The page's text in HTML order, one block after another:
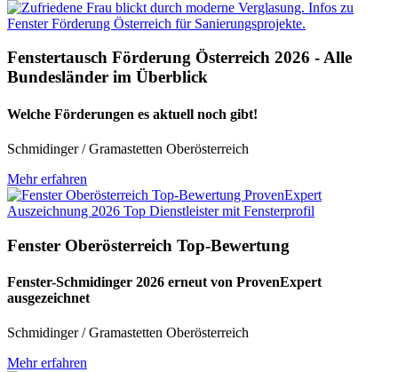
Fenstertausch Förderung Österreich 2026 - Alle
Bundesländer im Überblick
Welche Förderungen es aktuell noch gibt!
Schmidinger / Gramastetten Oberösterreich
Mehr erfahren
Fenster Oberösterreich Top-Bewertung
Fenster-Schmidinger 2026 erneut von ProvenExpert
ausgezeichnet
Schmidinger / Gramastetten Oberösterreich
Mehr erfahren